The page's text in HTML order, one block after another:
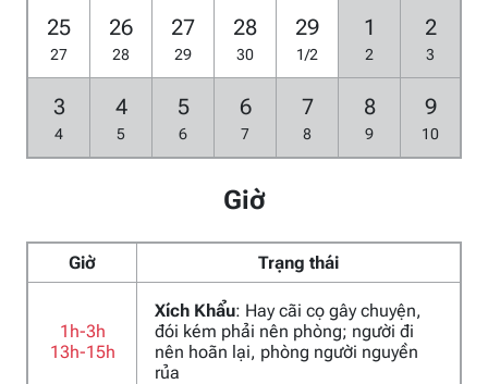
25
27
26
28
27
29
28
30
29
1/2
1
2
2
3
3
4
4
5
5
6
6
7
7
8
8
9
9
10
Giờ
Giờ Trạng thái
1h-3h
13h-15h
Xích Khẩu: Hay cãi cọ gây chuyện,
đói kém phải nên phòng; người đi
nên hoãn lại, phòng người nguyền
rủa